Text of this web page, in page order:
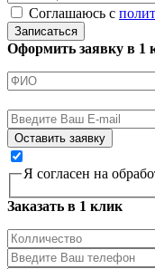
Соглашаюсь с
Записаться
Оформить заявку в 1
Я согласен на
Заказать в 1 клик